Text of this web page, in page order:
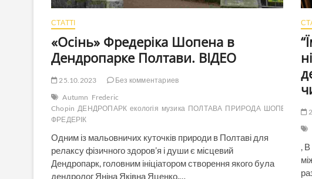
СТАТТІ
«Осінь» Фредеріка Шопена в
Дендропарке Полтави. ВІДЕО
25.10.2023
Без комментариев
Autumn Frederic
Chopin ДЕНДРОПАРК екологія музика ПОЛТАВА ПРИРОДА ШОПЕН
ФРЕДЕРІК
Одним із мальовничих куточків природи в Полтаві для
релаксу фізичного здоров’я і души є місцевий
Дендропарк, головним ініціатором створення якого була
дендролог Яніна Яківна Яценко.…
, В